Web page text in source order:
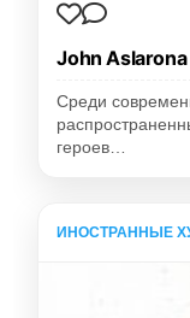
John
Среди
героев…
ИНОСТРАННЫЕ